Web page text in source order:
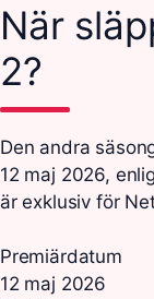
När
2?
Den andra
12 maj 2026,
är exklusiv för
Premiärdatum
12 maj 2026